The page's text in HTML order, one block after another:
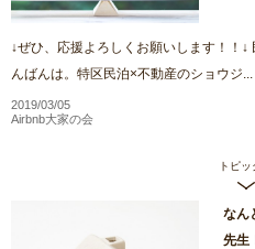
↓ぜひ、応援よろしくお願いします！！
んばんは。特区民泊×不動産のショウジ...
2019/03/05
Airbnb大家の会
トピッ
なん
先生